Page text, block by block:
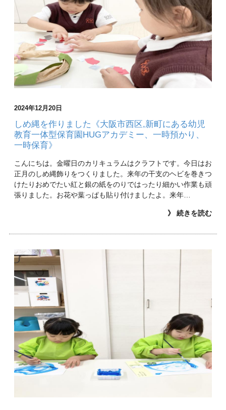
2024年12月20日
しめ縄を作りました《大阪市西区,新町にある幼児
教育一体型保育園HUGアカデミー、一時預かり、
一時保育》
こんにちは。金曜日のカリキュラムはクラフトです。今日はお
正月のしめ縄飾りをつくりました。来年の干支のヘビを巻きつ
けたりおめでたい紅と銀の紙をのりではったり細かい作業も頑
張りました。お花や葉っぱも貼り付けましたよ。来年…
》 続きを読む